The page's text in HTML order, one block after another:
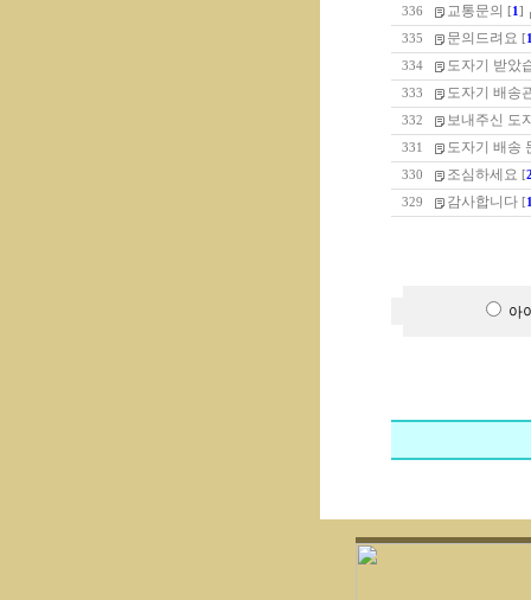
336 교통문의 [1 ]
335 문의드려요 [
334 도자기 받았
333 도자기 배송
332 보내주신 도
331 도자기 배송
330 조심하세요 [
329 감사합니다 [
아